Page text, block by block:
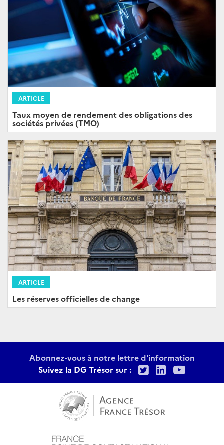
ARTICLE
Taux moyen de rendement des obligations des
sociétés privées (TMO)
ARTICLE
Les réserves officielles de change
Abonnez-vous à notre lettre d'information
Suivez la DG Trésor sur :
TwitterLinkedIn